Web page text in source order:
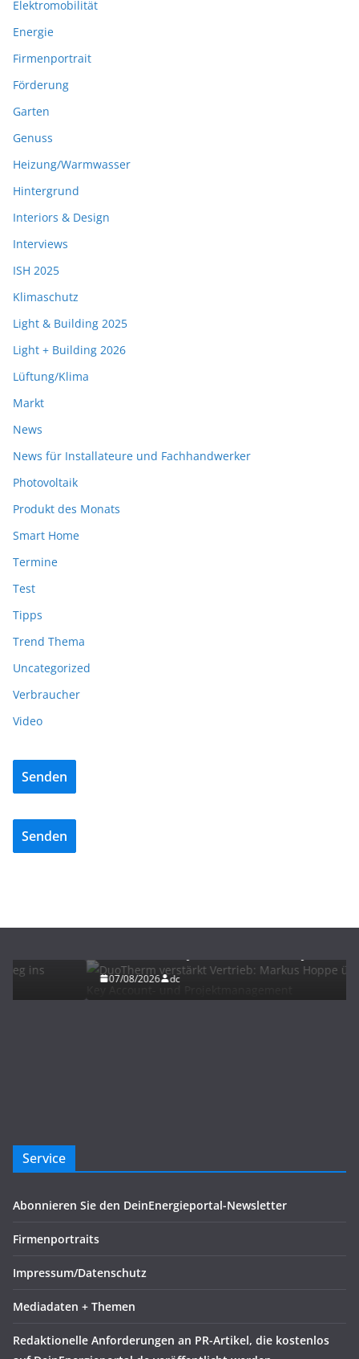
Elektromobilität
Energie
Firmenportrait
Förderung
Garten
Genuss
Heizung/Warmwasser
Hintergrund
Interiors & Design
Interviews
ISH 2025
Klimaschutz
Light & Building 2025
Light + Building 2026
Lüftung/Klima
Markt
News
News für Installateure und Fachhandwerker
Photovoltaik
Produkt des Monats
Smart Home
Termine
Test
Tipps
Trend Thema
Uncategorized
Verbraucher
Video
Senden
Senden
07/08/2026 dc
Service
Abonnieren Sie den DeinEnergieportal-Newsletter
Firmenportraits
Impressum/Datenschutz
Mediadaten + Themen
Redaktionelle Anforderungen an PR-Artikel, die kostenlos